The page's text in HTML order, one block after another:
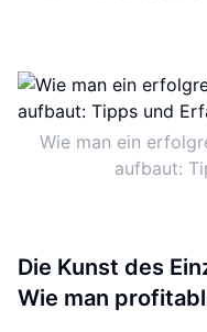
Wie man ein
aufbaut:
Die Kunst des
Wie man